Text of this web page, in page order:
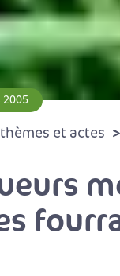
2005
et actes